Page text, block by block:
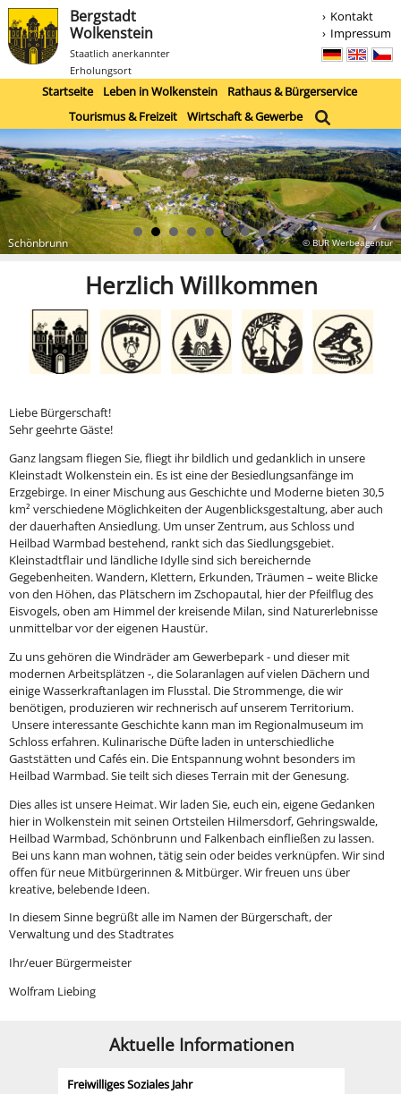
Bergstadt
Wolkenstein
Staatlich anerkannter
Erholungsort
Kontakt
Impressum
Startseite Leben in Wolkenstein
Rathaus & Bürgerservice
Tourismus & Freizeit
Wirtschaft & Gewerbe
© BUR Werbeagentur
Schönbrunn
Herzlich Willkommen
Liebe Bürgerschaft!
Sehr geehrte Gäste!
Ganz langsam fliegen Sie, fliegt ihr bildlich und gedanklich in unsere
Kleinstadt Wolkenstein ein. Es ist eine der Besiedlungsanfänge im
Erzgebirge. In einer Mischung aus Geschichte und Moderne bieten 30,5
km² verschiedene Möglichkeiten der Augenblicksgestaltung, aber auch
der dauerhaften Ansiedlung. Um unser Zentrum, aus Schloss und
Heilbad Warmbad bestehend, rankt sich das Siedlungsgebiet.
Kleinstadtflair und ländliche Idylle sind sich bereichernde
Gegebenheiten. Wandern, Klettern, Erkunden, Träumen – weite Blicke
von den Höhen, das Plätschern im Zschopautal, hier der Pfeilflug des
Eisvogels, oben am Himmel der kreisende Milan, sind Naturerlebnisse
unmittelbar vor der eigenen Haustür.
Zu uns gehören die Windräder am Gewerbepark - und dieser mit
modernen Arbeitsplätzen -, die Solaranlagen auf vielen Dächern und
einige Wasserkraftanlagen im Flusstal. Die Strommenge, die wir
benötigen, produzieren wir rechnerisch auf unserem Territorium.
Unsere interessante Geschichte kann man im Regionalmuseum im
Schloss erfahren. Kulinarische Düfte laden in unterschiedliche
Gaststätten und Cafés ein. Die Entspannung wohnt besonders im
Heilbad Warmbad. Sie teilt sich dieses Terrain mit der Genesung.
Dies alles ist unsere Heimat. Wir laden Sie, euch ein, eigene Gedanken
hier in Wolkenstein mit seinen Ortsteilen Hilmersdorf, Gehringswalde,
Heilbad Warmbad, Schönbrunn und Falkenbach einfließen zu lassen.
Bei uns kann man wohnen, tätig sein oder beides verknüpfen. Wir sind
offen für neue Mitbürgerinnen & Mitbürger. Wir freuen uns über
kreative, belebende Ideen.
In diesem Sinne begrüßt alle im Namen der Bürgerschaft, der
Verwaltung und des Stadtrates
Ihr/euer Bürgermeister
Wolfram Liebing
Aktuelle Informationen
Freiwilliges Soziales Jahr